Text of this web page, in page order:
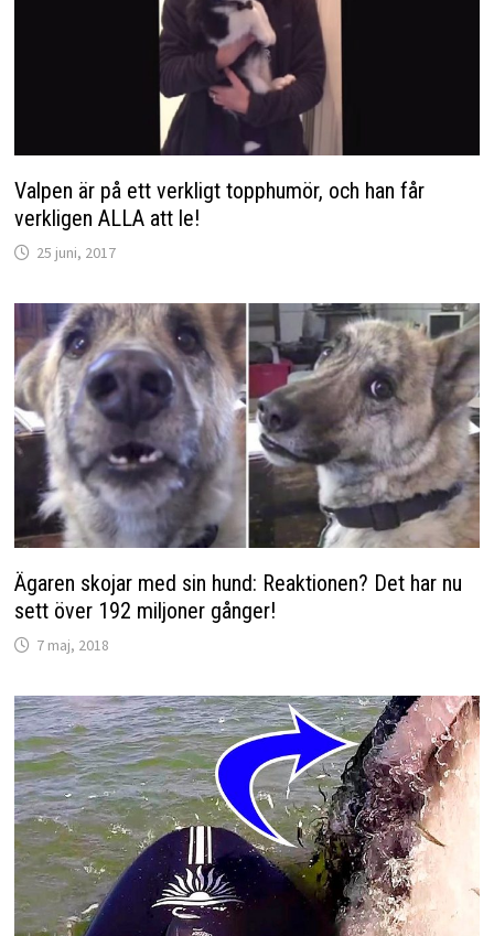
Valpen är på ett verkligt topphumör, och han får
verkligen ALLA att le!
25 juni, 2017
Ägaren skojar med sin hund: Reaktionen? Det har nu
sett över 192 miljoner gånger!
7 maj, 2018